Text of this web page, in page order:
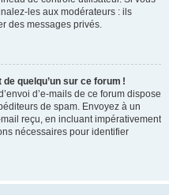
les aux modérateurs : ils
des messages privés.
quelqu’un sur ce forum !
d’e-mails de ce forum dispose
de spam. Envoyez à un
reçu, en incluant impérativement
nécessaires pour identifier